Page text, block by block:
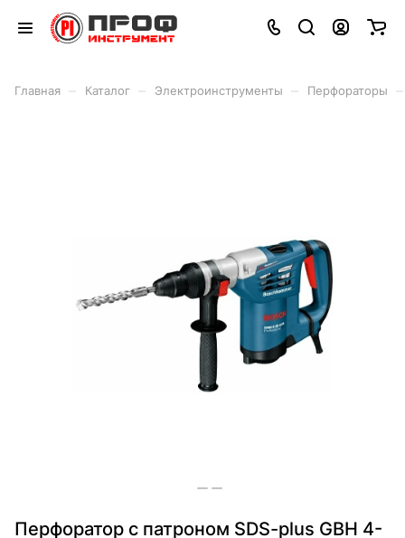
Главная Каталог Электроинструменты Перфораторы
Перфоратор с патроном SDS-plus GBH 4-